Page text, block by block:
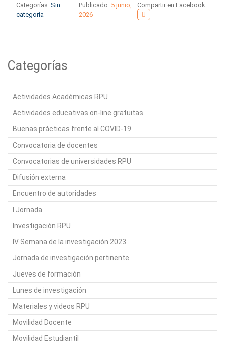
Categorías: Sin
categoría
Publicado: 5 junio,
2026
Compartir en Facebook:
Categorías
Actividades Académicas RPU
Actividades educativas on-line gratuitas
Buenas prácticas frente al COVID-19
Convocatoria de docentes
Convocatorias de universidades RPU
Difusión externa
Encuentro de autoridades
I Jornada
Investigación RPU
IV Semana de la investigación 2023
Jornada de investigación pertinente
Jueves de formación
Lunes de investigación
Materiales y videos RPU
Movilidad Docente
Movilidad Estudiantil